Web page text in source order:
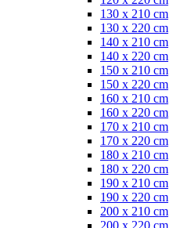
130 x 210 cm
130 x 220 cm
140 x 210 cm
140 x 220 cm
150 x 210 cm
150 x 220 cm
160 x 210 cm
160 x 220 cm
170 x 210 cm
170 x 220 cm
180 x 210 cm
180 x 220 cm
190 x 210 cm
190 x 220 cm
200 x 210 cm
200 x 220 cm